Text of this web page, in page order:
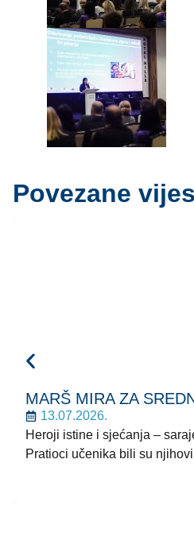
Povezane
MARŠ MIRA ZA
13.07.2026.
Heroji istine i sjećanja –
Pratioci učenika bili su